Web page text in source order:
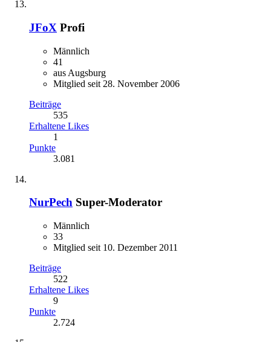
JFoX Profi
Männlich
41
aus Augsburg
Mitglied seit 28. November 2006
Beiträge
535
Erhaltene Likes
1
Punkte
3.081
NurPech Super-Moderator
Männlich
33
Mitglied seit 10. Dezember 2011
Beiträge
522
Erhaltene Likes
9
Punkte
2.724